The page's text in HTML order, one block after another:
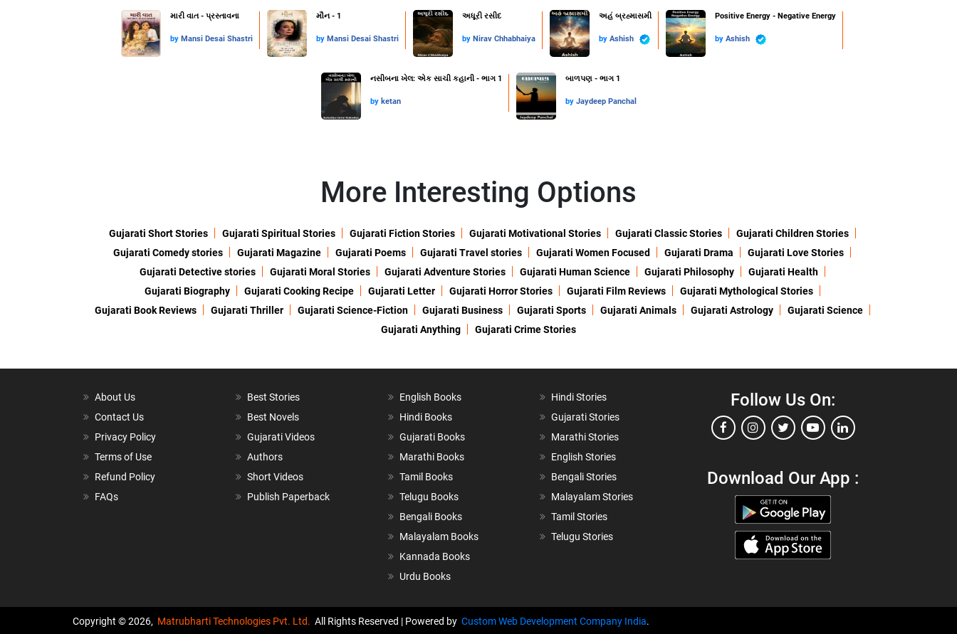
મારી વાત - પ્રસ્તાવના
by Mansi Desai Shastri
મૌન - 1
by Mansi Desai Shastri
અધૂરી રસીદ
by Nirav Chhabhaiya
અહં બ્રહ્માસમી
by Ashish
Positive Energy - Negative Energy
by Ashish
નસીબના ખેલ: એક સાચી કહાની - ભાગ 1
by ketan
બાળપણ - ભાગ 1
by Jaydeep Panchal
More Interesting Options
Gujarati Short Stories Gujarati Spiritual Stories Gujarati Fiction Stories Gujarati Motivational Stories Gujarati Classic Stories
Gujarati Children Stories
Gujarati Comedy stories
Gujarati Magazine Gujarati Poems Gujarati Travel stories Gujarati Women Focused Gujarati Drama
Gujarati Love Stories
Gujarati Detective stories
Gujarati Moral Stories Gujarati Adventure Stories Gujarati Human Science Gujarati Philosophy
Gujarati Health
Gujarati Biography
Gujarati Cooking Recipe Gujarati Letter Gujarati Horror Stories Gujarati Film Reviews
Gujarati Mythological Stories
Gujarati Book Reviews
Gujarati Thriller Gujarati Science-Fiction Gujarati Business Gujarati Sports Gujarati Animals Gujarati Astrology
Gujarati Science
Gujarati Anything
Gujarati Crime Stories
About Us
Contact Us
Privacy Policy
Terms of Use
Refund Policy
FAQs
Best Stories
Best Novels
Gujarati Videos
Authors
Short Videos
Publish Paperback
English Books
Hindi Books
Gujarati Books
Marathi Books
Tamil Books
Telugu Books
Bengali Books
Malayalam Books
Kannada Books
Urdu Books
Hindi Stories
Gujarati Stories
Marathi Stories
English Stories
Bengali Stories
Malayalam Stories
Tamil Stories
Telugu Stories
Follow Us On:
Download Our App :
Copyright © 2026, Matrubharti Technologies Pvt. Ltd. All Rights Reserved | Powered by Custom Web Development Company India.